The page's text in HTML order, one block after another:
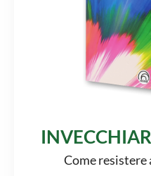
Come resistere